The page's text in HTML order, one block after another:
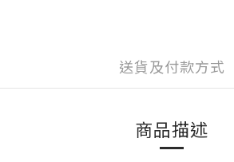
送貨及付款方式
商品描述